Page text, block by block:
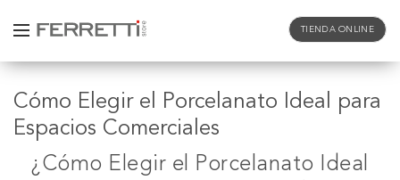
TIENDA ONLINE
Cómo Elegir el Porcelanato Ideal para
Espacios Comerciales
¿Cómo Elegir el Porcelanato Ideal